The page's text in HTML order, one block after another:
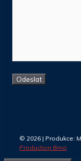
© 2026 | Produkce:
Production Brno